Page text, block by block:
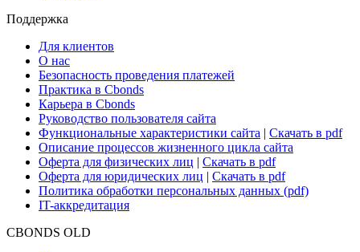
Поддержка
Для клиентов
О нас
Безопасность проведения платежей
Практика в Cbonds
Карьера в Cbonds
Руководство пользователя сайта
Функциональные характеристики сайта | Скачать в pdf
Описание процессов жизненного цикла сайта
Оферта для физических лиц | Скачать в pdf
Оферта для юридических лиц | Скачать в pdf
Политика обработки персональных данных (pdf)
IT-аккредитация
CBONDS OLD